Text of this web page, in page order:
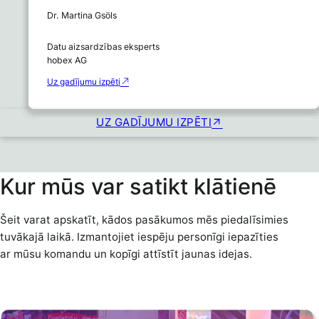
Marion Klotzberg
Uz gadījumu izpēti
Markus Schmidt
Uz gadījumu izpēti
Dr. Franz Burger
Konsultants Satura pārvaldība un sadarbība Energie AG
Oberösterreich
Uz gadījumu izpēti
Personāla administrators
Daniels Nobis
IT nodaļas vadītājs
Paracelsus Medicīnas universitāte
Uz gadījumu izpēti
Analena Aumüller
Produktu vadītājs
teleklīnika
Uz gadījumu izpēti
Inženieris Michael Kalaus
Pārdošanas DMS/ECM menedžeris
KYOCERA
Uz gadījumu izpēti
Dr. Martina Gsöls
Datu aizsardzības eksperts
hobex AG
Uz gadījumu izpēti
UZ GADĪJUMU IZPĒTI
Kur mūs var satikt klātienē
Šeit varat apskatīt, kādos pasākumos mēs piedalīsimies
tuvākajā laikā. Izmantojiet iespēju personīgi iepazīties
ar mūsu komandu un kopīgi attīstīt jaunas idejas.